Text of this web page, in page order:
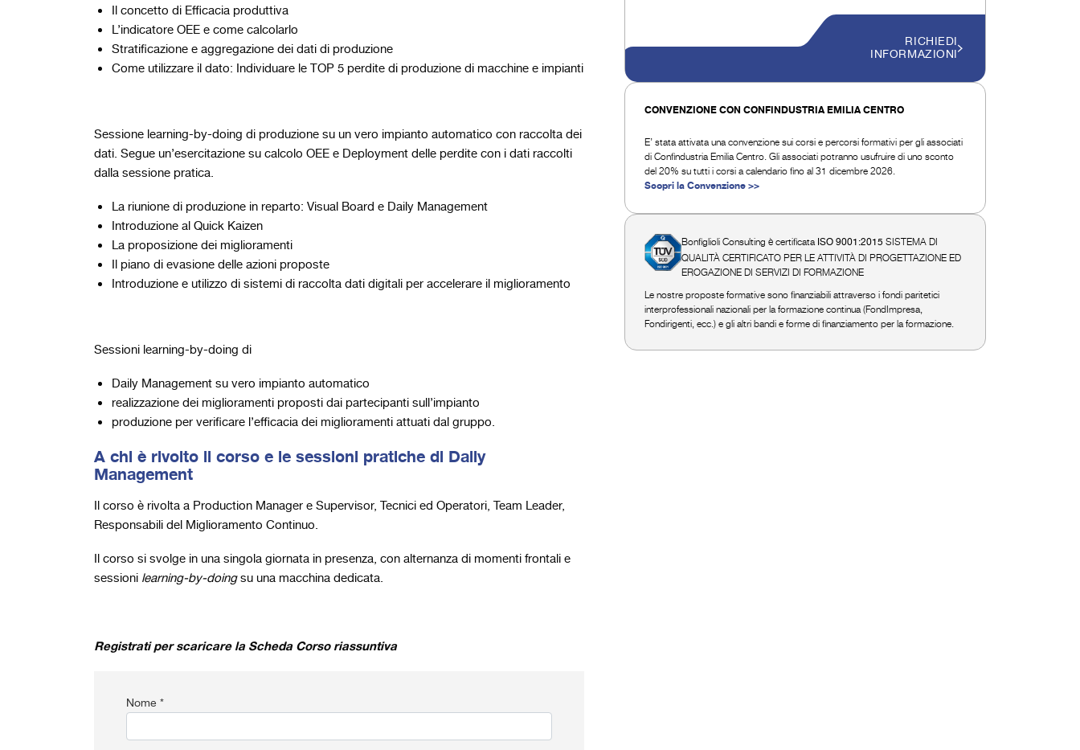
Il concetto di Efficacia produttiva
L’indicatore OEE e come calcolarlo
Stratificazione e aggregazione dei dati di produzione
Come utilizzare il dato: Individuare le TOP 5 perdite di produzione di macchine e impianti
Sessione learning-by-doing di produzione su un vero impianto automatico con raccolta dei
dati. Segue un’esercitazione su calcolo OEE e Deployment delle perdite con i dati raccolti
dalla sessione pratica.
La riunione di produzione in reparto: Visual Board e Daily Management
Introduzione al Quick Kaizen
La proposizione dei miglioramenti
Il piano di evasione delle azioni proposte
Introduzione e utilizzo di sistemi di raccolta dati digitali per accelerare il miglioramento
Sessioni learning-by-doing di
Daily Management su vero impianto automatico
realizzazione dei miglioramenti proposti dai partecipanti sull’impianto
produzione per verificare l’efficacia dei miglioramenti attuati dal gruppo.
A chi è rivolto il corso e le sessioni pratiche di Daily
Management
Il corso è rivolta a Production Manager e Supervisor, Tecnici ed Operatori, Team Leader,
Responsabili del Miglioramento Continuo.
Il corso si svolge in una singola giornata in presenza, con alternanza di momenti frontali e
sessioni learning-by-doingsu una macchina dedicata.
Registrati per scaricare la Scheda Corso riassuntiva
Nome *
RICHIEDI
INFORMAZIONI
CONVENZIONE CON CONFINDUSTRIA EMILIA CENTRO
E’ stata attivata una convenzione sui corsi e percorsi formativi per gli associati
di Confindustria Emilia Centro. Gli associati potranno usufruire di uno sconto
del 20% su tutti i corsi a calendario fino al 31 dicembre 2026.
Scopri la Convenzione >>
Bonfiglioli Consulting è certificataISO 9001:2015 SISTEMA DI
QUALITÀ CERTIFICATO PER LE ATTIVITÀ DI PROGETTAZIONE ED
EROGAZIONE DI SERVIZI DI FORMAZIONE
Le nostre proposte formative sono finanziabili attraverso i fondi paritetici
interprofessionali nazionali per la formazione continua (FondImpresa,
Fondirigenti, ecc.) e gli altri bandi e forme di finanziamento per la formazione.